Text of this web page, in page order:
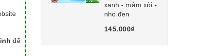
để
xanh - mâm xôi -
nho đen
145.000₫